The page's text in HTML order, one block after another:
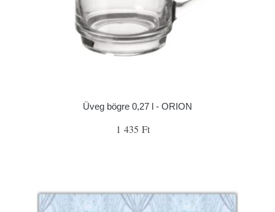
Üveg bögre 0,27 l - ORION
1 435 Ft